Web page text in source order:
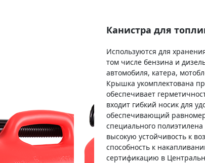
55298
Канистра для
Используются для
том числе бензина и
автомобиля, катера,
Крышка укомплектована
обеспечивает
входит гибкий носик для
обеспечивающий
специального
высокую устойчивость к
способность к
сертификацию в